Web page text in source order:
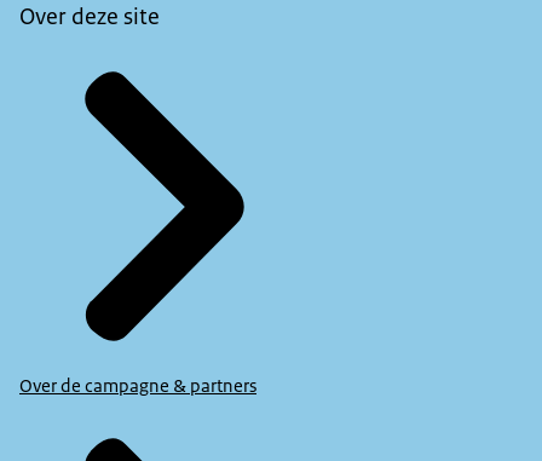
Over deze site
Over de campagne & partners